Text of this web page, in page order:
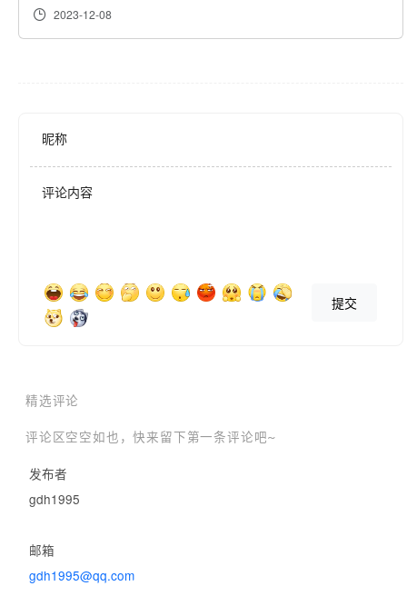
2023-12-08
昵称
评论内容
提交
精选评论
评论区空空如也，快来留下第一条评论吧~
发布者
gdh1995
邮箱
gdh1995@qq.com